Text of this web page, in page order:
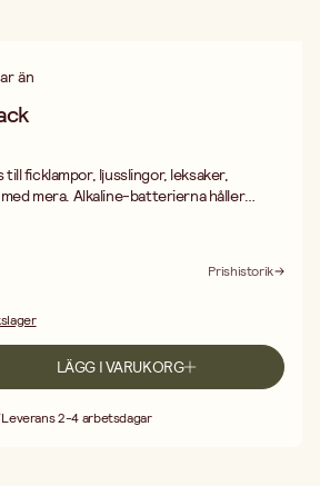
än
ficklampor, ljusslingor, leksaker,
mera. Alkaline-batterierna håller
pack.
Prishistorik
LÄGG I VARUKORG
Leverans 2-4 arbetsdagar